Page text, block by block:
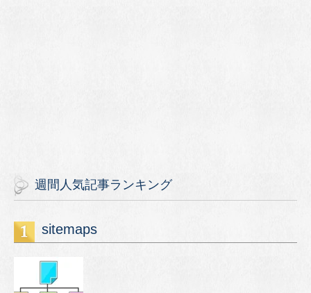
週間人気記事ランキング
sitemaps